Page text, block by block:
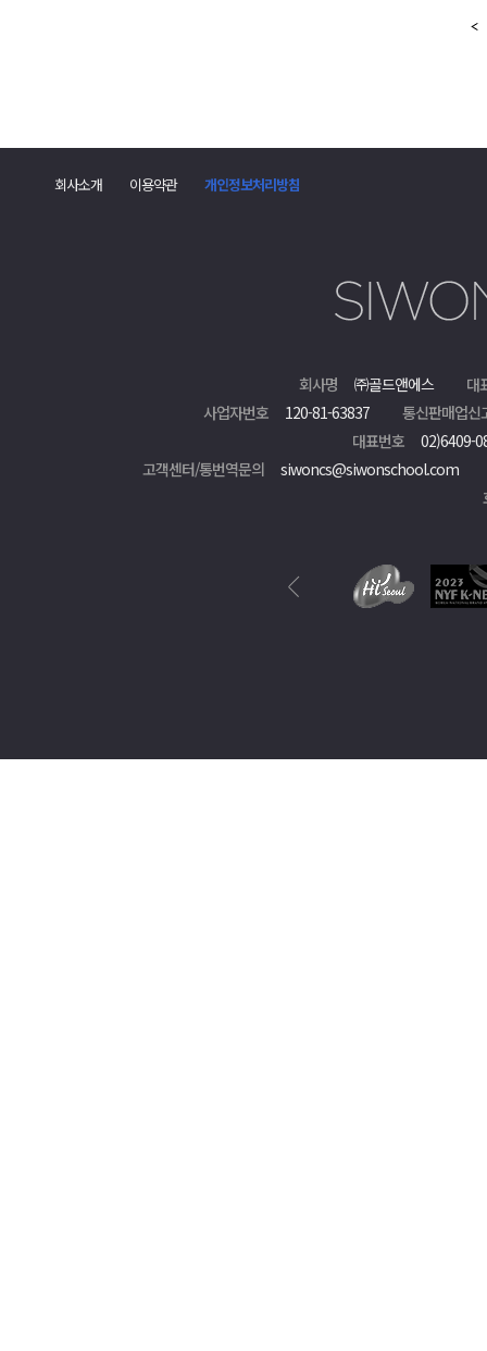
회사소개 이용약관 개인정보처리방침
회사명 ㈜골드앤에스
대
사업자번호
120-81-63837
통신판매업신
대표번호
02)6409-
고객센터/통번역문의
siwoncs@siwonschool.com